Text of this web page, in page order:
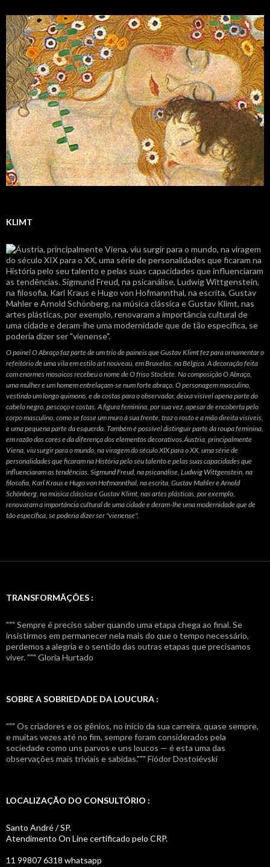
KLIMT
O painel O Abraço faz parte de um trio de paineis que Gustav Klimt fez para ornamentar o
refeitório de uma vila em estilo art nouveau, em Bruxelas, na Bélgica. A decoração feita
com enormes mosaicos recebeu o nome de O friso Stoclete. Na composição O Abraço,
uma mulher e um homem entrelaçam-se num forte abraço. O personagem masculino,
vestindo um longo quimono, e de costas para o observador, deixa visível apena parte do
cabelo negro, pescoço e costas. A figura feminina, por sua vez, apesar de encoberta pelo
corpo masculino, como se fosse um muro à sua frente, traz o rosto e a mão direita visíveis,
e uma pequena parte da esquerda. Também é possível distinguir parte da roupa feminina,
em razão das cores e da diferença dos elementos decorativos.Áustria, principalmente
Viena, viu surgir para o mundo, na viragem do século XIX para o XX, uma série de
personalidades que ficaram na História pelo seu talento e pelas suas capacidades que
influenciaram as tendências. Sigmund Freud, na psicanálise, Ludwig Wittgenstein, na
filosofia, Karl Kraus e Hugo von Hofmannthal, na escrita, Gustav Mahler e Arnold
Schönberg, na música clássica e Gustav Klimt, nas artes plásticas, por exemplo,
renovaram a importância cultural de uma cidade e deram-lhe uma modernidade que de
tão específica, se poderia dizer ser "vienense".
TRANSFORMÃÇÕES :
""" Sempre é preciso saber quando uma etapa chega ao final. Se
insistirmos em permanecer nela mais do que o tempo necessário,
perdemos a alegria e o sentido das outras etapas que precisamos
viver. """ Gloria Hurtado
SOBRE A SOBRIEDADE DA LOUCURA :
""" Os criadores e os gênios, no início da sua carreira, quase sempre,
e muitas vezes até no fim, sempre foram considerados pela
sociedade como uns parvos e uns loucos — é esta uma das
observações mais triviais e sabidas.""" Fiódor Dostoiévski
LOCALIZAÇÃO DO CONSULTÓRIO :
Santo André / SP.
Atendimento On Line certificado pelo CRP.
11 99807 6318 whatsapp